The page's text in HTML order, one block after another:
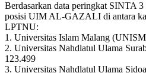
Berdasarkan data peringkat SINTA
posisi UIM AL-GAZALI di antara
LPTNU:
1. Universitas Islam Malang
2. Universitas Nahdlatul Ulama
123.499
3. Universitas Nahdlatul Ulama